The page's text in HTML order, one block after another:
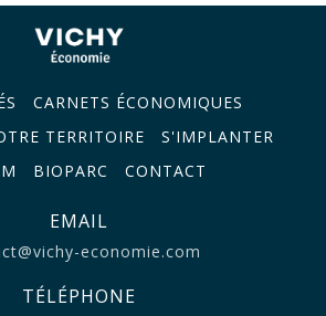
CARNETS ÉCONOMIQUES
TERRITOIRE
S'IMPLANTER
BIOPARC CONTACT
EMAIL
economie.com
TÉLÉPHONE